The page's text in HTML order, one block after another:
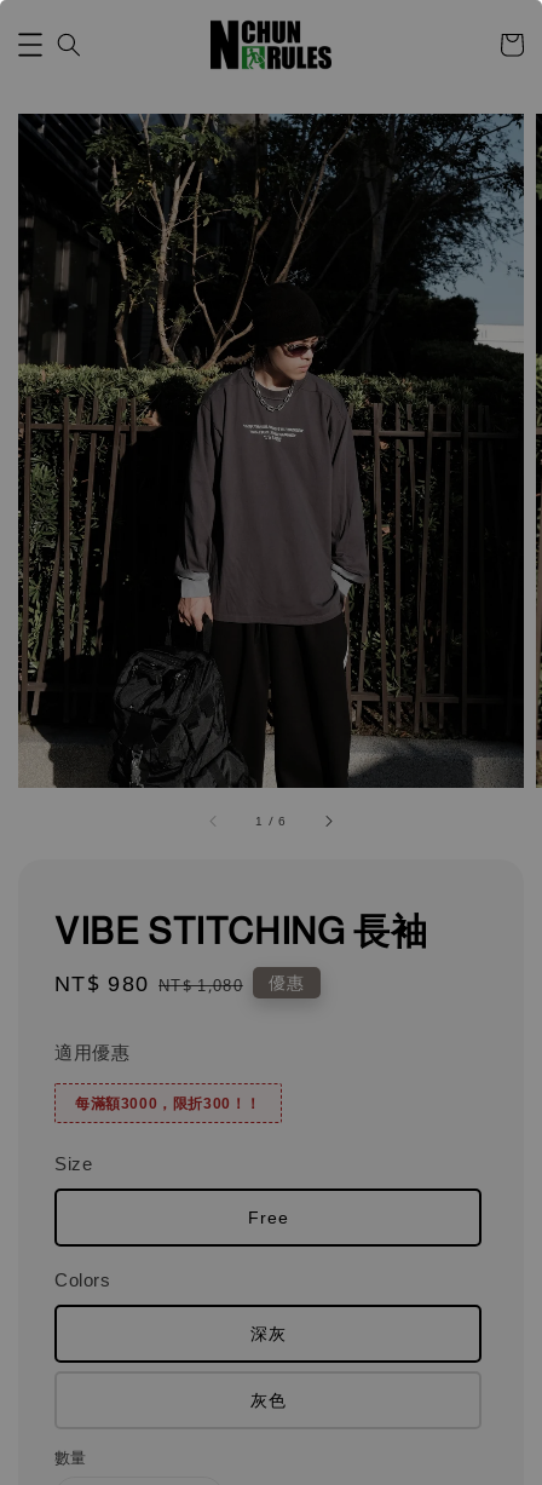
1 /6
VIBE STITCHING 長袖
Sale
NT$ 980 Regular
NT$ 1,080 優惠
適用優惠
每滿額3000，限折300！！
Size
Free
Colors
深灰
灰色
數量